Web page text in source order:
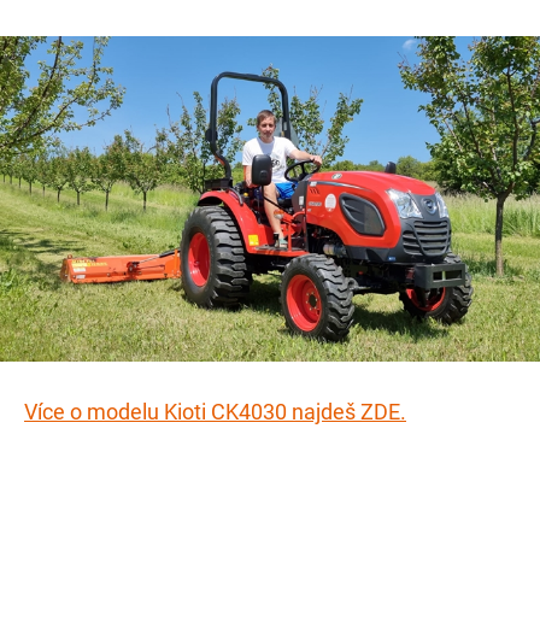
Více o modelu Kioti CK4030 najdeš ZDE.